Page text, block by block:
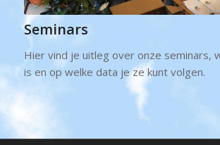
Seminars
Hier vind je uitleg over onze seminars,
is en op welke data je ze kunt volgen.